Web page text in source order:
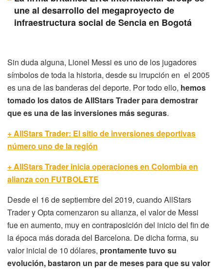
une al desarrollo del megaproyecto de
infraestructura social de Sencia en Bogotá
Sin duda alguna, Lionel Messi es uno de los jugadores
símbolos de toda la historia, desde su irrupción en el 2005
es una de las banderas del deporte. Por todo ello, hemos
tomado los datos de AllStars Trader para demostrar
que es una de las inversiones más seguras.
+ AllStars Trader: El sitio de inversiones deportivas
número uno de la región
+ AllStars Trader inicia operaciones en Colombia en
alianza con FUTBOLETE
Desde el 16 de septiembre del 2019, cuando AllStars
Trader y Opta comenzaron su alianza, el valor de Messi
fue en aumento, muy en contraposición del inicio del fin de
la época más dorada del Barcelona. De dicha forma, su
valor inicial de 10 dólares, prontamente tuvo su
evolución, bastaron un par de meses para que su valor